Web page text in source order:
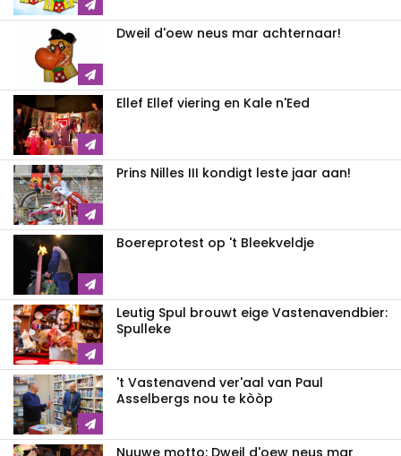
Dweil d'oew neus mar achternaar!
Ellef Ellef viering en Kale n'Eed
Prins Nilles III kondigt leste jaar aan!
Boereprotest op 't Bleekveldje
Leutig Spul brouwt eige Vastenavendbier:
Spulleke
't Vastenavend ver'aal van Paul
Asselbergs nou te kòòp